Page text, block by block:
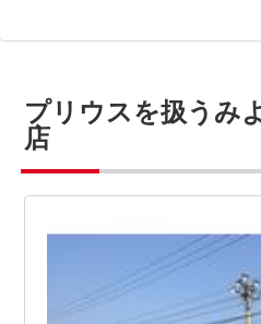
プリウスを扱うみ
店